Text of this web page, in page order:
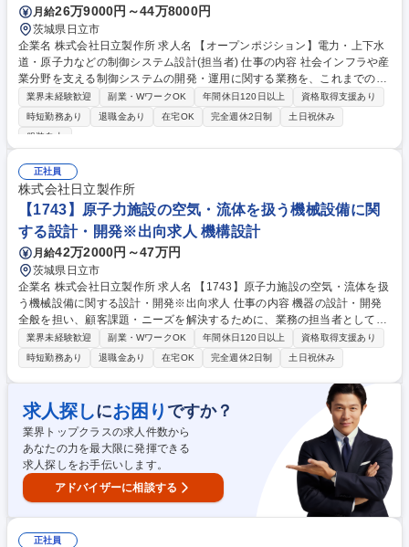
月給26万9000円～44万8000円
茨城県日立市
企業名 株式会社日立製作所 求人名 【オープンポジション】電力・上下水
道・原子力などの制御システム設計(担当者) 仕事の内容 社会インフラや産
業分野を支える制御システムの開発・運用に関する業務を、これまでのご
経験・スキルに応じてご担当いただきます。具体的には、電力・上下水
道・原子力・産業機器などの領域における システム設計、ソフトウェア開
発、システムインテグレーション、プロジェクトマネジメントなど、幅広
業機器、プラント等）・ソフトウェア開発（C/C++、Python、PLC等）・
顧客要件に基づくシステム構築、試験、導入支援・プロジェクト計画策
定、進捗管理、品質保証 ・IoT、AI、クラウド、セキュリティ技術を用い
た新規ソリューション開発 募集職種 【オープンポジション】電力・上下
水道・原子力などの制御システム設計(担当者)
業界未経験歓迎 副業・WワークOK 年間休日120日以上
資格取得支援あり
時短勤務あり
退職金あり 在宅OK 完全週休2日制
土日祝休み
服装自由
正社員
株式会社日立製作所
【1743】原子力施設の空気・流体を扱う機械設備に関
する設計・開発※出向求人 機構設計
月給42万2000円～47万円
茨城県日立市
企業名 株式会社日立製作所 求人名 【1743】原子力施設の空気・流体を扱
う機械設備に関する設計・開発※出向求人 仕事の内容 機器の設計・開発
全般を担い、顧客課題・ニーズを解決するために、業務の担当者として機
器設計・開発プロジェクトの遂行に対して責任を負って頂くことを期待し
ています。 【詳細】■機器の仕様を決定して納入をするために、工学的知
見を活用して、様々な設計・開発活動を行って頂きます。 ■営業、プロジ
ェクト、グループ会社、グループ外会社と調整して、プロジェクトの完遂
に向けてチームで設計/開発活動を推進して頂きます。 ■社会や顧客の要
望、課題、ニーズを把握し、その解決のための検討及び設備の計画を行っ
て頂きます。 募集職種 【1743】原子力施設の空気・流体を扱う機械設備
に関する設計・開発※出向求人
業界未経験歓迎 副業・WワークOK 年間休日120日以上
資格取得支援あり
時短勤務あり
退職金あり 在宅OK 完全週休2日制 土日祝休み
求人探しにお困り ですか？
業界トップクラスの求人件数から
あなたの力を最大限に発揮できる
求人探しをお手伝いします。
アドバイザーに相談する
正社員